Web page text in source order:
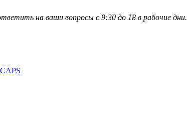
на ваши вопросы с 9:30 до 18 в рабочие дни.